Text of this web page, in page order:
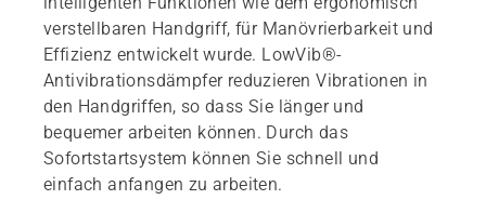
verstellbaren Handgriff, für Manövrierbarkeit und
Effizienz entwickelt wurde. LowVib®-
Antivibrationsdämpfer reduzieren Vibrationen in
den Handgriffen, so dass Sie länger und
bequemer arbeiten können. Durch das
Sofortstartsystem können Sie schnell und
einfach anfangen zu arbeiten.